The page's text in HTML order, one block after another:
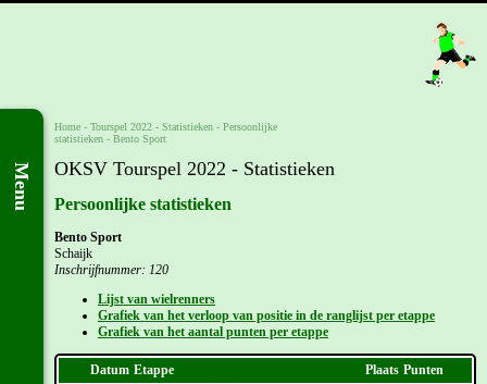
Menu
Home - Tourspel 2022 - Statistieken - Persoonlijke
statistieken - Bento Sport
OKSV Tourspel 2022 - Statistieken
Persoonlijke statistieken
Bento Sport
Schaijk
Inschrijfnummer: 120
Lijst van wielrenners
Grafiek van het verloop van positie in de ranglijst per etappe
Grafiek van het aantal punten per etappe
Datum Etappe Plaats Punten